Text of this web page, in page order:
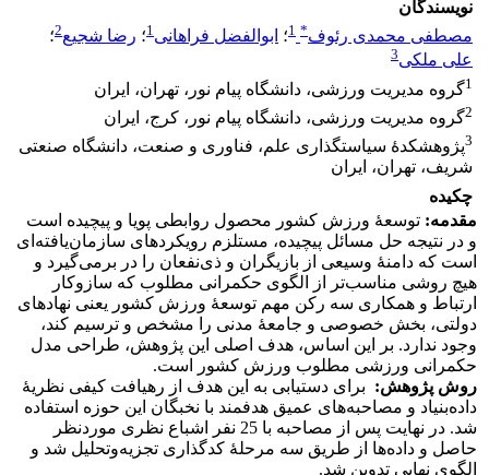
نویسندگان
مصطفی محمدی رئوف*
1؛ ابوالفضل فراهانی1؛ رضا شجیع2؛
علی ملکی3
1گروه مدیریت ورزشی، دانشگاه پیام نور، تهران، ایران
2گروه مدیریت ورزشی، دانشگاه پیام نور، کرج، ایران
3پژوهشکدۀ سیاستگذاری علم، فناوری و صنعت، دانشگاه صنعتی
شریف، تهران، ایران
چکیده
مقدمه: توسعۀ ورزش کشور محصول روابطی پویا و پیچیده است
و در نتیجه حل مسائل پیچیده، مستلزم رویکردهای سازمان‌یافته‌ای
است که دامنۀ وسیعی از بازیگران و ذی‌نفعان را در برمی‌گیرد و
هیچ روشی مناسب‌تر از الگوی حکمرانی مطلوب که سازوکار
ارتباط و همکاری سه رکن مهم توسعۀ ورزش کشور یعنی نهادهای
دولتی، بخش خصوصی و جامعۀ مدنی را مشخص و ترسیم کند،
وجود ندارد. بر این اساس، هدف اصلی این پژوهش، طراحی مدل
حکمرانی ورزشی مطلوب ورزش کشور است.
روش پژوهش: برای دستیابی به این هدف از رهیافت کیفی نظریۀ
داده‌بنیاد و مصاحبه‌های عمیق هدفمند با نخبگان این حوزه استفاده
شد. در نهایت پس از مصاحبه با 25 نفر اشباع نظری موردنظر
حاصل و داده‌ها از طریق سه مرحلۀ کدگذاری تجزیه‌وتحلیل شد و
الگوی نهایی تدوین شد.